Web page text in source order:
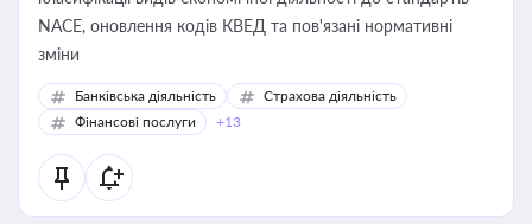
NACE, оновлення кодів КВЕД та пов'язані нормативні
зміни
Банківська діяльність
Страхова діяльність
Фінансові послуги
+13